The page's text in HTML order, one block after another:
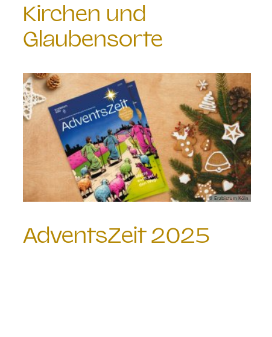
Kirchen und
Glaubensorte
© Erzbistum Köln
AdventsZeit 2025